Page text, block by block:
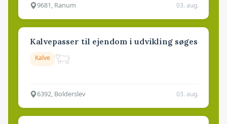
9681, Ranum 03. aug.
Kalvepasser til ejendom i udvikling søges
Kalve
6392, Bolderslev 03. aug.